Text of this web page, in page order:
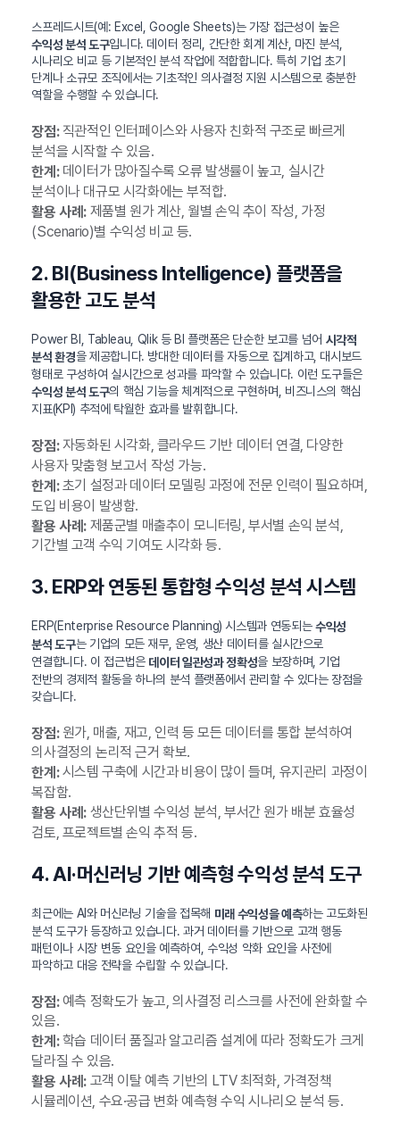
스프레드시트(예: Excel, Google Sheets)는 가장 접근성이 높은
수익성 분석 도구입니다. 데이터 정리, 간단한 회계 계산, 마진 분석,
시나리오 비교 등 기본적인 분석 작업에 적합합니다. 특히 기업 초기
단계나 소규모 조직에서는 기초적인 의사결정 지원 시스템으로 충분한
역할을 수행할 수 있습니다.
장점:직관적인 인터페이스와 사용자 친화적 구조로 빠르게
분석을 시작할 수 있음.
한계:데이터가 많아질수록 오류 발생률이 높고, 실시간
분석이나 대규모 시각화에는 부적합.
활용 사례:제품별 원가 계산, 월별 손익 추이 작성, 가정
(Scenario)별 수익성 비교 등.
2. BI(Business Intelligence) 플랫폼을
활용한 고도 분석
Power BI, Tableau, Qlik 등 BI 플랫폼은 단순한 보고를 넘어 시각적
분석 환경을 제공합니다. 방대한 데이터를 자동으로 집계하고, 대시보드
형태로 구성하여 실시간으로 성과를 파악할 수 있습니다. 이런 도구들은
수익성 분석 도구의 핵심 기능을 체계적으로 구현하며, 비즈니스의 핵심
지표(KPI) 추적에 탁월한 효과를 발휘합니다.
장점:자동화된 시각화, 클라우드 기반 데이터 연결, 다양한
사용자 맞춤형 보고서 작성 가능.
한계:초기 설정과 데이터 모델링 과정에 전문 인력이 필요하며,
도입 비용이 발생함.
활용 사례:제품군별 매출추이 모니터링, 부서별 손익 분석,
기간별 고객 수익 기여도 시각화 등.
3. ERP와 연동된 통합형 수익성 분석 시스템
ERP(Enterprise Resource Planning) 시스템과 연동되는수익성
분석 도구는 기업의 모든 재무, 운영, 생산 데이터를 실시간으로
연결합니다. 이 접근법은 데이터 일관성과 정확성을 보장하며, 기업
전반의 경제적 활동을 하나의 분석 플랫폼에서 관리할 수 있다는 장점을
갖습니다.
장점:원가, 매출, 재고, 인력 등 모든 데이터를 통합 분석하여
의사결정의 논리적 근거 확보.
한계:시스템 구축에 시간과 비용이 많이 들며, 유지관리 과정이
복잡함.
활용 사례:생산단위별 수익성 분석, 부서간 원가 배분 효율성
검토, 프로젝트별 손익 추적 등.
4. AI·머신러닝 기반 예측형 수익성 분석 도구
최근에는 AI와 머신러닝 기술을 접목해 미래 수익성을 예측하는 고도화된
분석 도구가 등장하고 있습니다. 과거 데이터를 기반으로 고객 행동
패턴이나 시장 변동 요인을 예측하여, 수익성 악화 요인을 사전에
파악하고 대응 전략을 수립할 수 있습니다.
장점:예측 정확도가 높고, 의사결정 리스크를 사전에 완화할 수
있음.
한계:학습 데이터 품질과 알고리즘 설계에 따라 정확도가 크게
달라질 수 있음.
활용 사례:고객 이탈 예측 기반의 LTV 최적화, 가격정책
시뮬레이션, 수요·공급 변화 예측형 수익 시나리오 분석 등.